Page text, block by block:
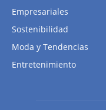
Empresariales
Sostenibilidad
Moda y Tendencias
Entretenimiento